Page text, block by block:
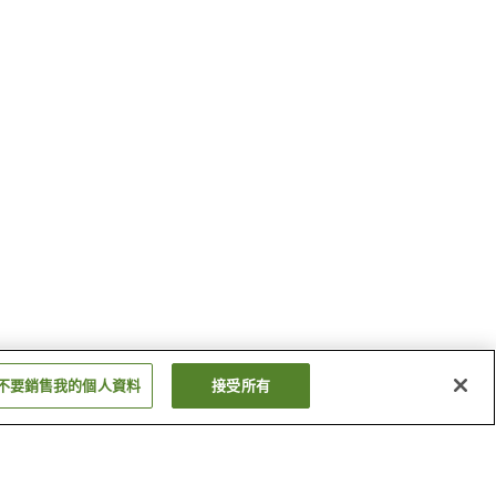
要銷售我的個人資料 接受所有